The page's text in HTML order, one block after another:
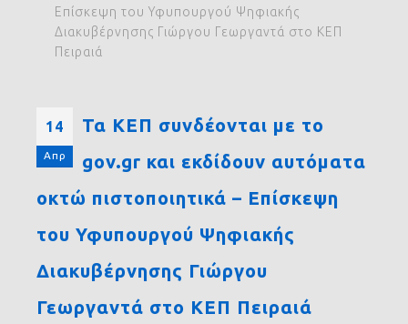
Επίσκεψη του Υφυπουργού Ψηφιακής
Διακυβέρνησης Γιώργου Γεωργαντά στο ΚΕΠ
Πειραιά
14
Απρ
Τα ΚΕΠ συνδέονται με το
gov.gr και εκδίδουν αυτόματα
οκτώ πιστοποιητικά – Επίσκεψη
του Υφυπουργού Ψηφιακής
Διακυβέρνησης Γιώργου
Γεωργαντά στο ΚΕΠ Πειραιά